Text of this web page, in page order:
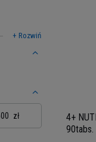
+ Rozwiń
zł
4+
90tabs.